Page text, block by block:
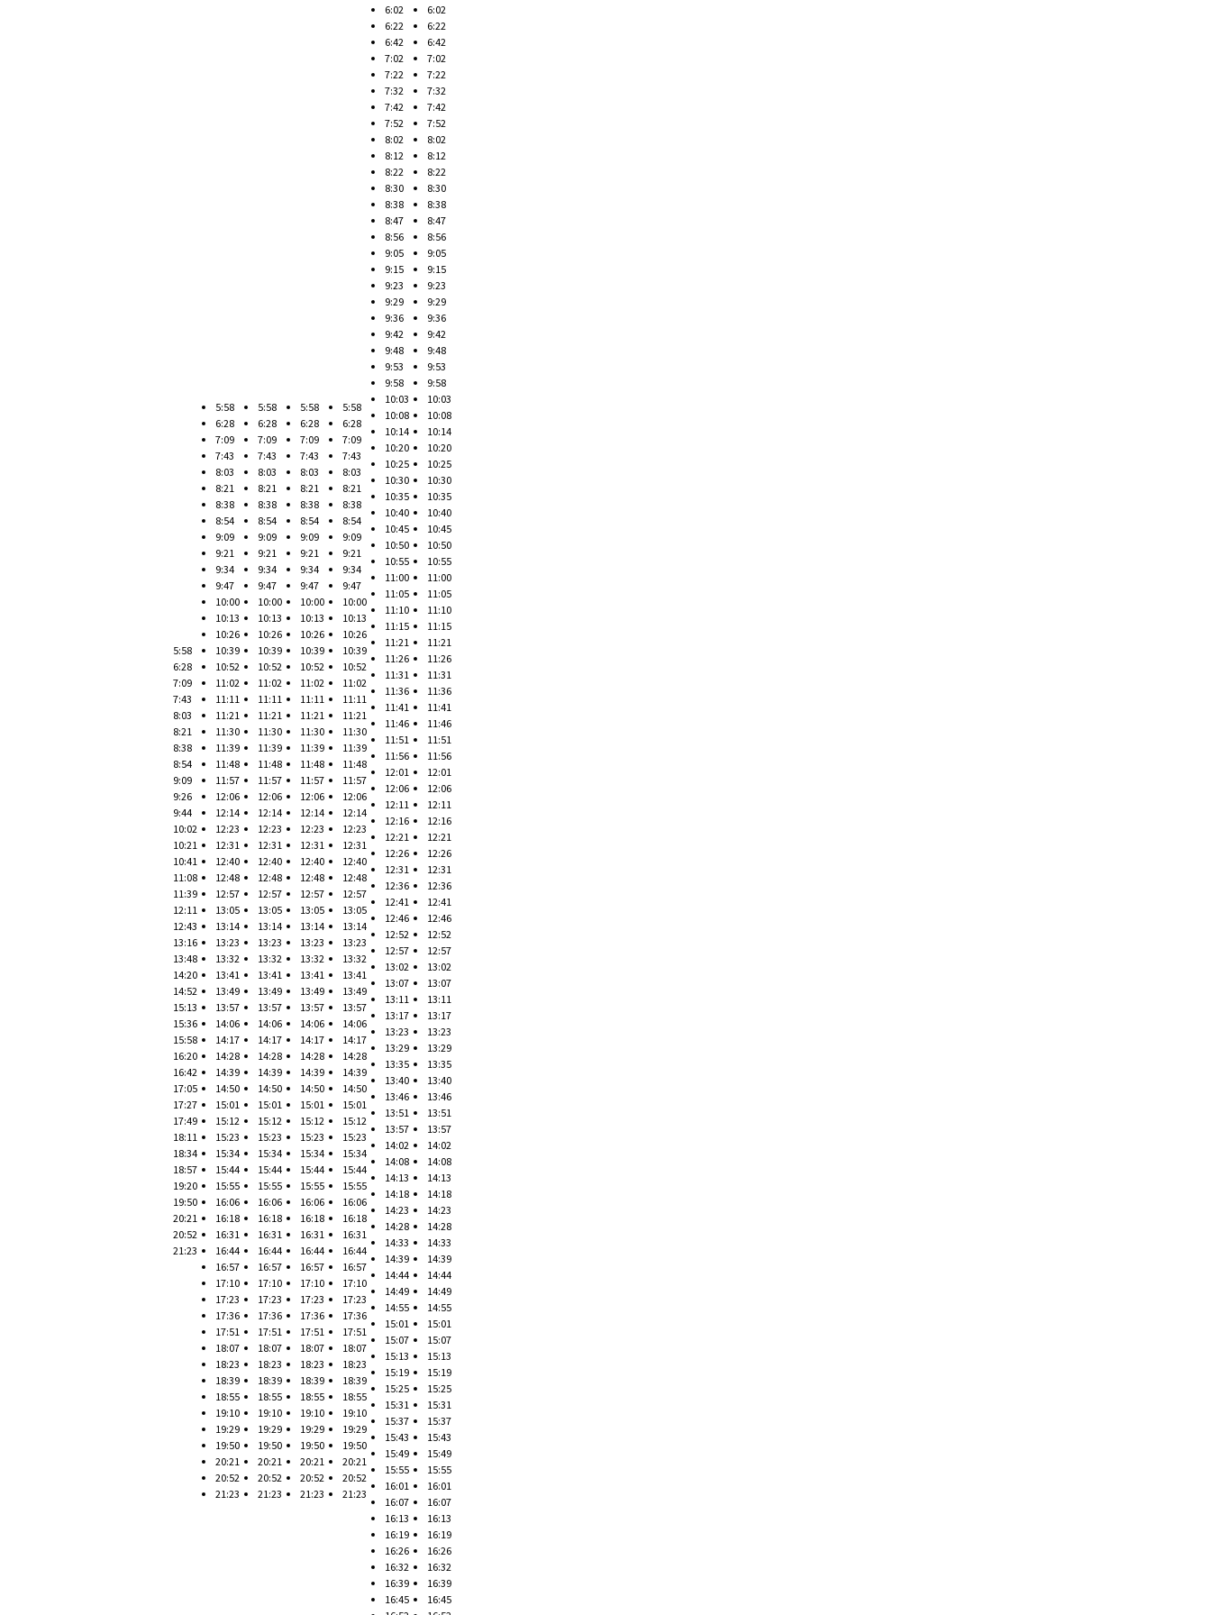
5:58
6:28
7:09
7:43
8:03
8:21
8:38
8:54
9:09
9:26
9:44
10:02
10:21
10:41
11:08
11:39
12:11
12:43
13:16
13:48
14:20
14:52
15:13
15:36
15:58
16:20
16:42
17:05
17:27
17:49
18:11
18:34
18:57
19:20
19:50
20:21
20:52
21:23
5:58
6:28
7:09
7:43
8:03
8:21
8:38
8:54
9:09
9:21
9:34
9:47
10:00
10:13
10:26
10:39
10:52
11:02
11:11
11:21
11:30
11:39
11:48
11:57
12:06
12:14
12:23
12:31
12:40
12:48
12:57
13:05
13:14
13:23
13:32
13:41
13:49
13:57
14:06
14:17
14:28
14:39
14:50
15:01
15:12
15:23
15:34
15:44
15:55
16:06
16:18
16:31
16:44
16:57
17:10
17:23
17:36
17:51
18:07
18:23
18:39
18:55
19:10
19:29
19:50
20:21
20:52
21:23
5:58
6:28
7:09
7:43
8:03
8:21
8:38
8:54
9:09
9:21
9:34
9:47
10:00
10:13
10:26
10:39
10:52
11:02
11:11
11:21
11:30
11:39
11:48
11:57
12:06
12:14
12:23
12:31
12:40
12:48
12:57
13:05
13:14
13:23
13:32
13:41
13:49
13:57
14:06
14:17
14:28
14:39
14:50
15:01
15:12
15:23
15:34
15:44
15:55
16:06
16:18
16:31
16:44
16:57
17:10
17:23
17:36
17:51
18:07
18:23
18:39
18:55
19:10
19:29
19:50
20:21
20:52
21:23
5:58
6:28
7:09
7:43
8:03
8:21
8:38
8:54
9:09
9:21
9:34
9:47
10:00
10:13
10:26
10:39
10:52
11:02
11:11
11:21
11:30
11:39
11:48
11:57
12:06
12:14
12:23
12:31
12:40
12:48
12:57
13:05
13:14
13:23
13:32
13:41
13:49
13:57
14:06
14:17
14:28
14:39
14:50
15:01
15:12
15:23
15:34
15:44
15:55
16:06
16:18
16:31
16:44
16:57
17:10
17:23
17:36
17:51
18:07
18:23
18:39
18:55
19:10
19:29
19:50
20:21
20:52
21:23
5:58
6:28
7:09
7:43
8:03
8:21
8:38
8:54
9:09
9:21
9:34
9:47
10:00
10:13
10:26
10:39
10:52
11:02
11:11
11:21
11:30
11:39
11:48
11:57
12:06
12:14
12:23
12:31
12:40
12:48
12:57
13:05
13:14
13:23
13:32
13:41
13:49
13:57
14:06
14:17
14:28
14:39
14:50
15:01
15:12
15:23
15:34
15:44
15:55
16:06
16:18
16:31
16:44
16:57
17:10
17:23
17:36
17:51
18:07
18:23
18:39
18:55
19:10
19:29
19:50
20:21
20:52
21:23
6:02
6:22
6:42
7:02
7:22
7:32
7:42
7:52
8:02
8:12
8:22
8:30
8:38
8:47
8:56
9:05
9:15
9:23
9:29
9:36
9:42
9:48
9:53
9:58
10:03
10:08
10:14
10:20
10:25
10:30
10:35
10:40
10:45
10:50
10:55
11:00
11:05
11:10
11:15
11:21
11:26
11:31
11:36
11:41
11:46
11:51
11:56
12:01
12:06
12:11
12:16
12:21
12:26
12:31
12:36
12:41
12:46
12:52
12:57
13:02
13:07
13:11
13:17
13:23
13:29
13:35
13:40
13:46
13:51
13:57
14:02
14:08
14:13
14:18
14:23
14:28
14:33
14:39
14:44
14:49
14:55
15:01
15:07
15:13
15:19
15:25
15:31
15:37
15:43
15:49
15:55
16:01
16:07
16:13
16:19
16:26
16:32
16:39
16:45
6:02
6:22
6:42
7:02
7:22
7:32
7:42
7:52
8:02
8:12
8:22
8:30
8:38
8:47
8:56
9:05
9:15
9:23
9:29
9:36
9:42
9:48
9:53
9:58
10:03
10:08
10:14
10:20
10:25
10:30
10:35
10:40
10:45
10:50
10:55
11:00
11:05
11:10
11:15
11:21
11:26
11:31
11:36
11:41
11:46
11:51
11:56
12:01
12:06
12:11
12:16
12:21
12:26
12:31
12:36
12:41
12:46
12:52
12:57
13:02
13:07
13:11
13:17
13:23
13:29
13:35
13:40
13:46
13:51
13:57
14:02
14:08
14:13
14:18
14:23
14:28
14:33
14:39
14:44
14:49
14:55
15:01
15:07
15:13
15:19
15:25
15:31
15:37
15:43
15:49
15:55
16:01
16:07
16:13
16:19
16:26
16:32
16:39
16:45